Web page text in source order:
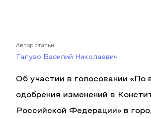
Автор статьи
Галузо Василий Николаевич
Об участии в голосовании «По
одобрения изменений в
Российской Федерации» в